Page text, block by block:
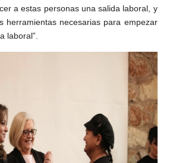
a estas personas una salida laboral, y
herramientas necesarias para empezar
laboral”.